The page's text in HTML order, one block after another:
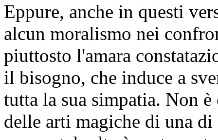
Eppure, anche in questi
alcun moralismo nei
piuttosto l'amara
il bisogno, che induce a
tutta la sua simpatia. Non
delle arti magiche di una